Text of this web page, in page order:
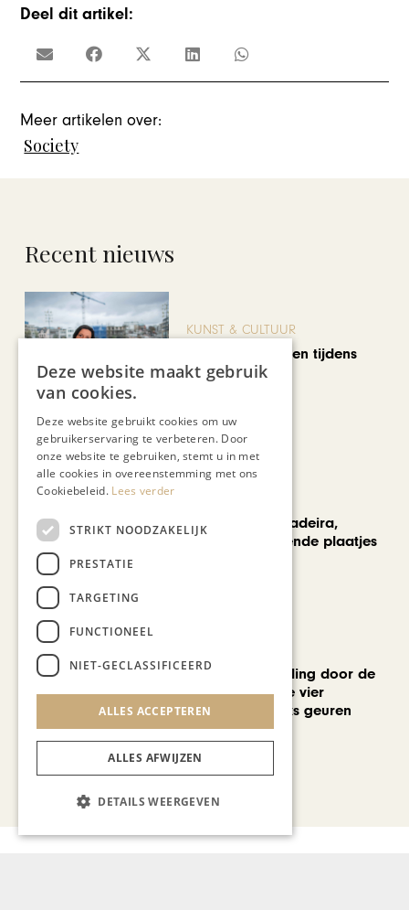
Deel dit artikel:
Meer artikelen over:
Society
Recent nieuws
KUNST & CULTUUR
Wereldse beelden tijdens
Cultura Nova
Een week op Madeira,
voorbij de bekende plaatjes
Een geurwandeling door de
Stokstraat: onze vier
favoriete uniseks geuren
voor de zomer
Deze website maakt gebruik
van cookies.
Deze website gebruikt cookies om uw
gebruikerservaring te verbeteren. Door
onze website te gebruiken, stemt u in met
alle cookies in overeenstemming met ons
Cookiebeleid. Lees verder
STRIKT NOODZAKELIJK
PRESTATIE
TARGETING
FUNCTIONEEL
NIET-GECLASSIFICEERD
ALLES ACCEPTEREN
ALLES AFWIJZEN
DETAILS WEERGEVEN